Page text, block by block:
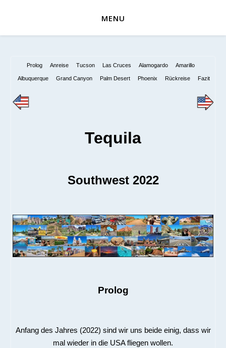
MENU
Prolog Anreise Tucson Las Cruces Alamogardo Amarillo
Albuquerque Grand Canyon Palm Desert Phoenix Rückreise Fazit
Tequila
Southwest 2022
Prolog
Anfang des Jahres (2022) sind wir uns beide einig, dass wir
mal wieder in die USA fliegen wollen.